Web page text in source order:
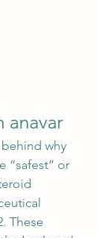
anavar
“safest” or
These